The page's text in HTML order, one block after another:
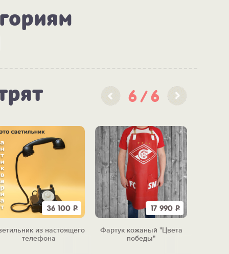
6 6
36 100 Р
из настоящего
телефона
17 990 Р
Фартук кожаный "Цвета
победы"